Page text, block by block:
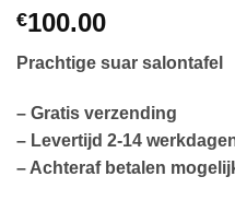
€100.00
Prachtige suar salontafel
– Gratis verzending
– Levertijd 2-14
– Achteraf betalen